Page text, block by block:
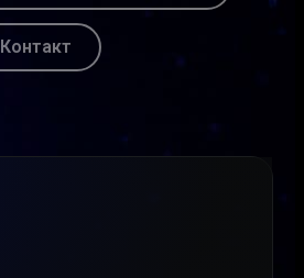
Контакт